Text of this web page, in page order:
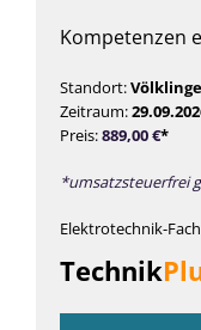
Kompetenzen
Standort:
Zeitraum:
Preis:889,00€*
*umsatzsteuerfrei
Elektrotechnik-
Technik